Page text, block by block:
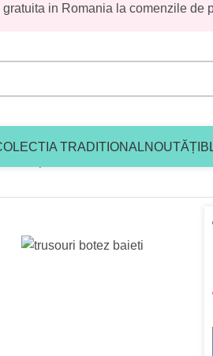
gratuita in Romania la comenzile de
TRADITIONALNOUTĂȚI